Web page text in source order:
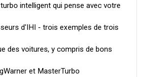
intelligent qui pense avec votre
d'IHI - trois exemples de trois
des voitures, y compris de bons
et MasterTurbo